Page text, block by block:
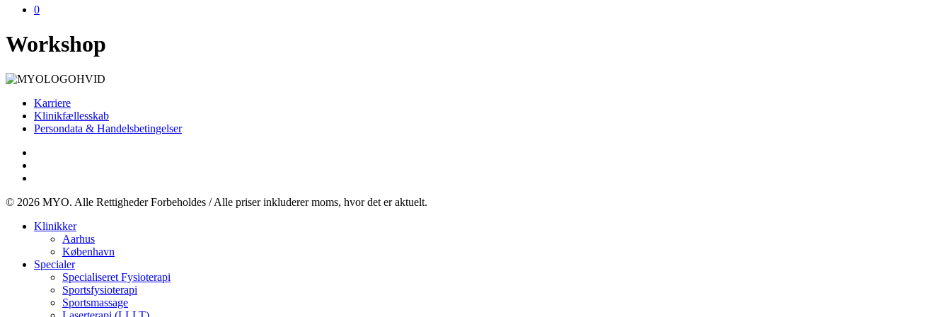
0
Workshop
Karriere
Klinikfællesskab
Persondata & Handelsbetingelser
© 2026 MYO. Alle Rettigheder Forbeholdes / Alle priser inkluderer moms, hvor det er aktuelt.
Close
Klinikker
Aarhus
København
Specialer
Specialiseret Fysioterapi
Sportsfysioterapi
Sportsmassage